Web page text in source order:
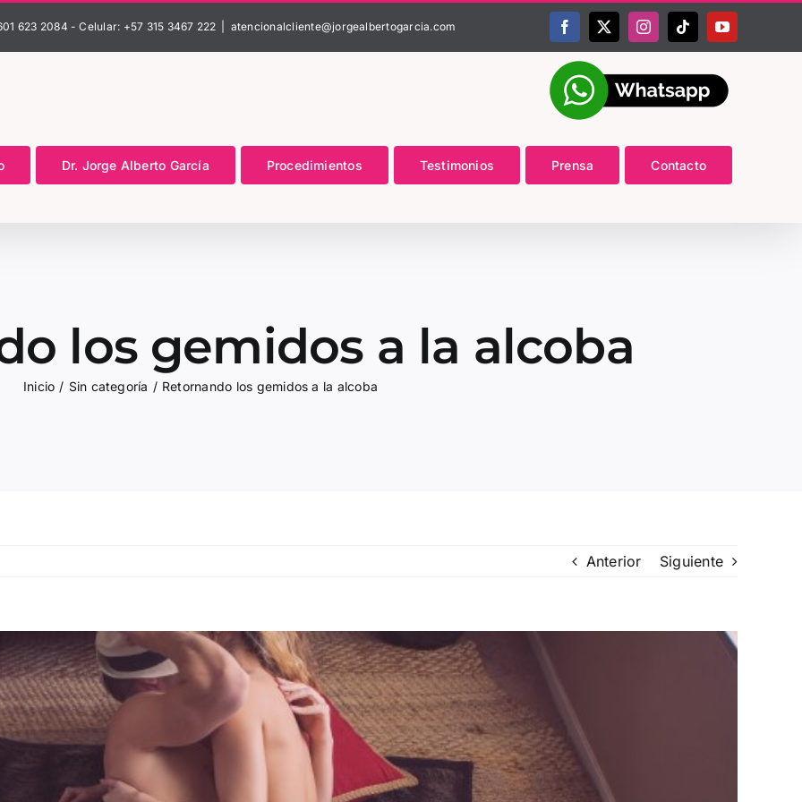
623 2084 - Celular: +57 315 3467 222 atencionalcliente@jorgealbertogarcia.com Facebook
X InstagramTiktokYouTube
Dr. Jorge Alberto García Procedimientos Testimonios Prensa Contacto
los gemidos a la alcoba
Inicio Sin categoría Retornando los gemidos a la alcoba
Anterior Siguiente